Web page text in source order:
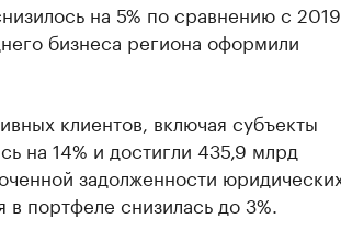
на 5% по сравнению с 2019
бизнеса региона оформили
клиентов, включая субъекты
на 14% и достигли 435,9 млрд
задолженности
портфеле снизилась до 3%.